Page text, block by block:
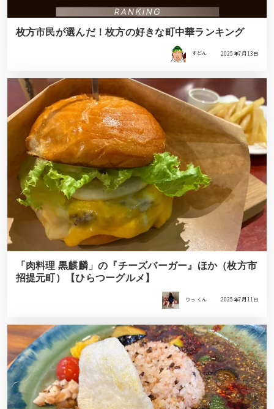
枚方市民が選んだ！枚方の好きな町中華ランキング
すどん 2025年7月13日
「肉料理 黒麒麟」の『チーズバーガー』ほか（枚方市
招提元町）【ひらつーグルメ】
りっ くん 2025年7月11日